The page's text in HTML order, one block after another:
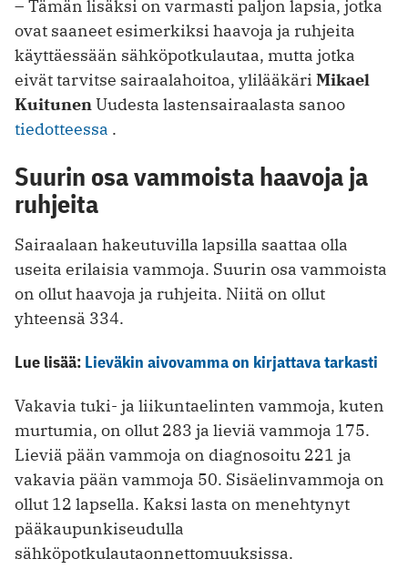
– Tämän lisäksi on varmasti paljon lapsia, jotka
ovat saaneet esimerkiksi haavoja ja ruhjeita
käyttäessään sähköpotkulautaa, mutta jotka
eivät tarvitse sairaalahoitoa, ylilääkäri Mikael
KuitunenUudesta lastensairaalasta sanoo
tiedotteessa .
Suurin osa vammoista haavoja ja
ruhjeita
Sairaalaan hakeutuvilla lapsilla saattaa olla
useita erilaisia vammoja. Suurin osa vammoista
on ollut haavoja ja ruhjeita. Niitä on ollut
yhteensä 334.
Lue lisää: Lieväkin aivovamma on kirjattava tarkasti
Vakavia tuki- ja liikuntaelinten vammoja, kuten
murtumia, on ollut 283 ja lieviä vammoja 175.
Lieviä pään vammoja on diagnosoitu 221 ja
vakavia pään vammoja 50. Sisäelinvammoja on
ollut 12 lapsella. Kaksi lasta on menehtynyt
pääkaupunkiseudulla
sähköpotkulautaonnettomuuksissa.